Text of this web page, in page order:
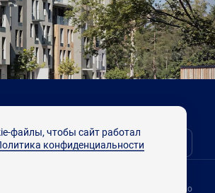
Выбрать квартиру
Разработано
файлы, чтобы сайт работал
конфиденциальности